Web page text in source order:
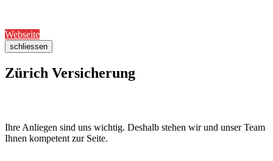
Webseite
schliessen
Zürich Versicherung
Ihre Anliegen sind uns wichtig. Deshalb stehen wir und unser Team
Ihnen kompetent zur Seite.